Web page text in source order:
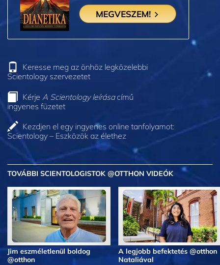
MEGVESZEM!
Keresse meg az önhöz legközelebbi
Scientology szervezetet
Kérje A Scientology leírásacímű
ingyenes füzetet
Kezdjen el egy ingyenes online tanfolyamot:
Scientology – Eszközök az élethez
TOVÁBBI SCIENTOLOGISTOK @OTTHON VIDEÓK
Jim eszméletlenül boldog
@otthon
A legjobb befektetés @otthon
Nataliával